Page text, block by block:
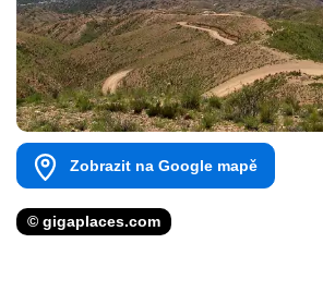
Zobrazit na Google mapě
© gigaplaces.com